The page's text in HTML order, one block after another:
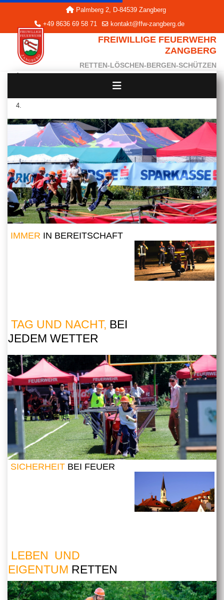
Palmberg 2, D-84539 Zangberg
+49 8636 69 58 71
kontakt@ffw-zangberg.de
FREIWILLIGE FEUERWEHR
ZANGBERG
RETTEN-LÖSCHEN-BERGEN-SCHÜTZEN
IMMER IN BEREITSCHAFT
TAG UND NACHT, BEI
JEDEM WETTER
SICHERHEIT BEI FEUER
LEBEN UND
EIGENTUM RETTEN